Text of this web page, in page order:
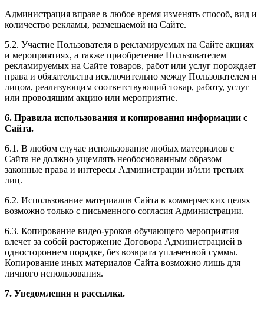
Администрация вправе в любое время изменять способ, вид и
количество рекламы, размещаемой на Сайте.
5.2. Участие Пользователя в рекламируемых на Сайте акциях
и мероприятиях, а также приобретение Пользователем
рекламируемых на Сайте товаров, работ или услуг порождает
права и обязательства исключительно между Пользователем и
лицом, реализующим соответствующий товар, работу, услуг
или проводящим акцию или мероприятие.
6. Правила использования и копирования информации с
Сайта.
6.1. В любом случае использование любых материалов с
Сайта не должно ущемлять необоснованным образом
законные права и интересы Администрации и/или третьих
лиц.
6.2. Использование материалов Сайта в коммерческих целях
возможно только с письменного согласия Администрации.
6.3. Копирование видео-уроков обучающего мероприятия
влечет за собой расторжение Договора Администрацией в
одностороннем порядке, без возврата уплаченной суммы.
Копирование иных материалов Сайта возможно лишь для
личного использования.
7. Уведомления и рассылка.